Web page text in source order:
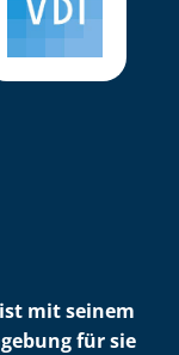
mit seinem
für sie